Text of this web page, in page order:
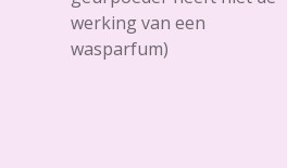
werking van een
wasparfum)